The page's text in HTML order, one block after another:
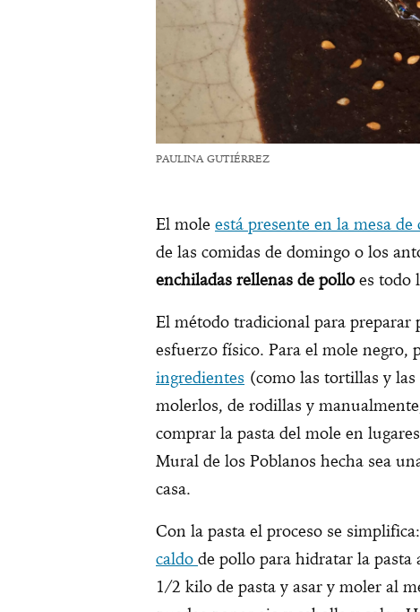
PAULINA GUTIÉRREZ
El mole está presente en la mesa de
de las comidas de domingo o los
enchiladas rellenas de pollo es todo
El método tradicional para preparar
esfuerzo físico. Para el mole negro,
ingredientes (como las tortillas y
molerlos, de rodillas y
comprar la pasta del mole en
Mural de los Poblanos hecha sea
casa.
Con la pasta el proceso se
caldo de pollo para hidratar la pasta
1/2 kilo de pasta y asar y moler al